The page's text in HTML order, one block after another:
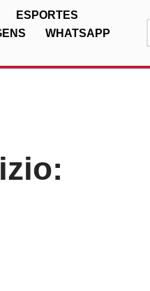
ESPORTES
WHATSAPP